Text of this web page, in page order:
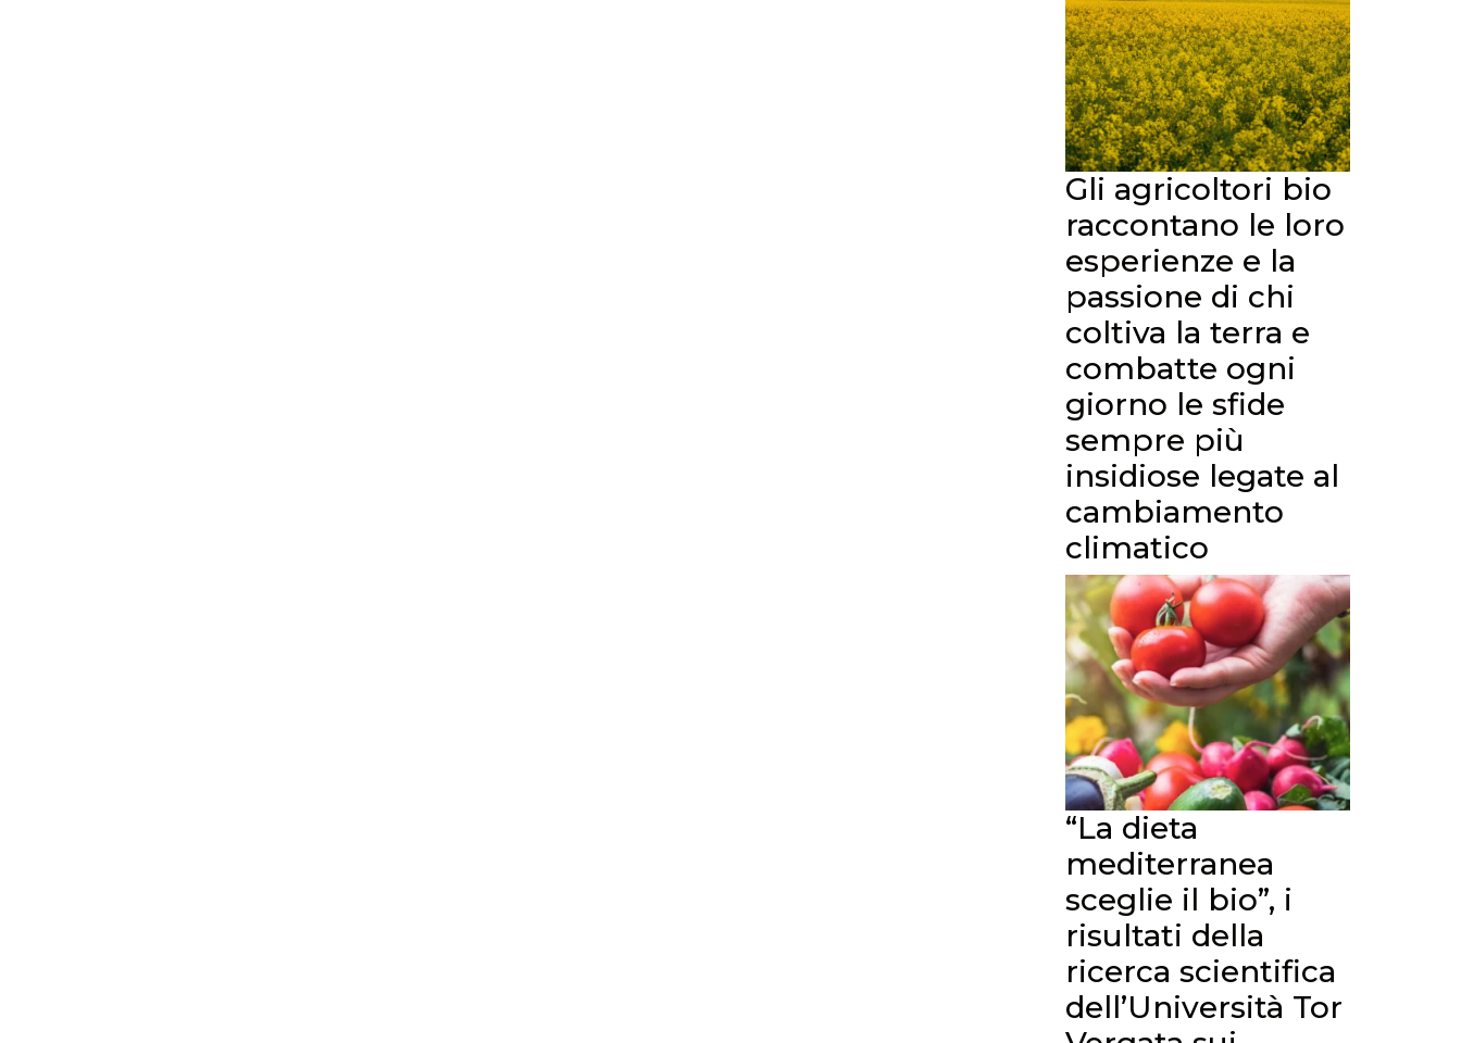
Gli agricoltori bio
raccontano le loro
esperienze e la
passione di chi
coltiva la terra e
combatte ogni
giorno le sfide
sempre più
insidiose legate al
cambiamento
climatico
“La dieta
mediterranea
sceglie il bio”, i
risultati della
ricerca scientifica
dell’Università Tor